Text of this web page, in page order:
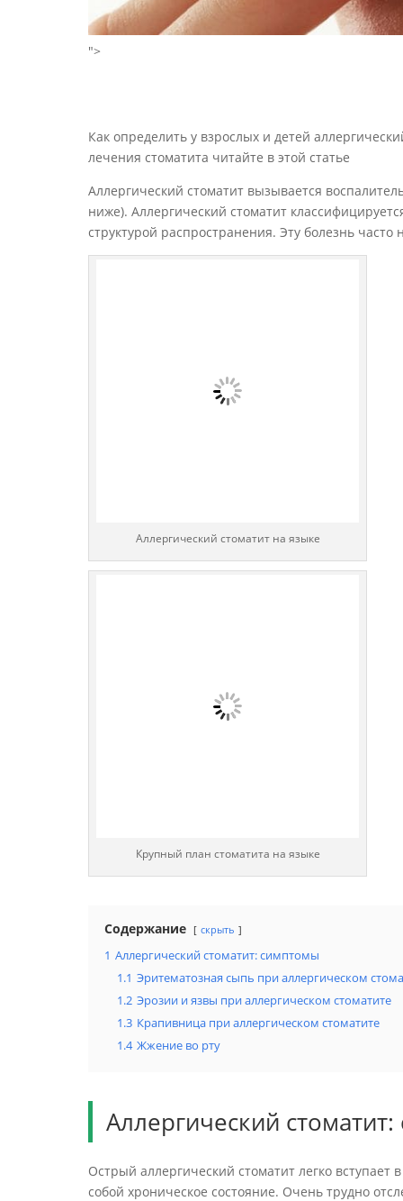
">
Как определить у взрослых и детей
лечения стоматита читайте в этой статье
Аллергический стоматит вызывается
ниже). Аллергический стоматит
структурой распространения. Эту болезнь
Аллергический стоматит на языке
Крупный план стоматита на языке
Содержание скрыть
1 Аллергический стоматит: симптомы
1.1 Эритематозная сыпь при аллергическом
1.2 Эрозии и язвы при аллергическом стоматите
1.3 Крапивница при аллергическом стоматите
1.4 Жжение во рту
Аллергический
Острый аллергический стоматит легко вступает
собой хроническое состояние. Очень трудно